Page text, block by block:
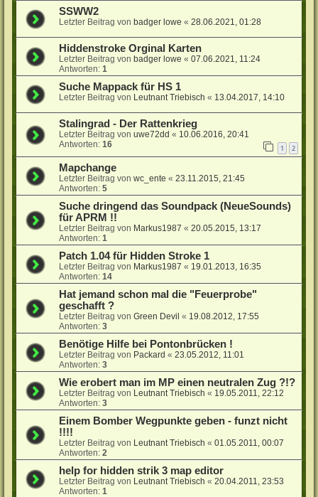
SSWW2
Letzter Beitrag von badger lowe «28.06.2021, 01:28
Hiddenstroke Orginal Karten
Letzter Beitrag von badger lowe «07.06.2021, 11:24
Antworten:1
Suche Mappack für HS 1
Letzter Beitrag von Leutnant Triebisch « 13.04.2017, 14:10
Stalingrad - Der Rattenkrieg
Letzter Beitrag vonuwe72dd « 10.06.2016, 20:41
Antworten:16 1 2
Mapchange
Letzter Beitrag vonwc_ente «23.11.2015, 21:45
Antworten:5
Suche dringend das Soundpack (NeueSounds)
für APRM !!
Letzter Beitrag von Markus1987 «20.05.2015, 13:17
Antworten:1
Patch 1.04 für Hidden Stroke 1
Letzter Beitrag von Markus1987 « 19.01.2013, 16:35
Antworten:14
Hat jemand schon mal die "Feuerprobe"
geschafft ?
Letzter Beitrag vonGreen Devil « 19.08.2012, 17:55
Antworten:3
Benötige Hilfe bei Pontonbrücken !
Letzter Beitrag von Packard «23.05.2012, 11:01
Antworten:3
Wie erobert man im MP einen neutralen Zug ?!?
Letzter Beitrag von Leutnant Triebisch « 19.05.2011, 22:12
Antworten:3
Einem Bomber Wegpunkte geben - funzt nicht
!!!!
Letzter Beitrag von Leutnant Triebisch «01.05.2011, 00:07
Antworten:2
help for hidden strik 3 map editor
Letzter Beitrag von Leutnant Triebisch «20.04.2011, 23:53
Antworten:1